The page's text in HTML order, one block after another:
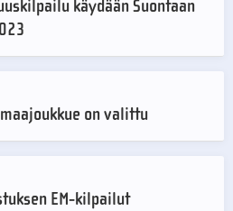
käydään Suontaan
on valittu
EM-kilpailut